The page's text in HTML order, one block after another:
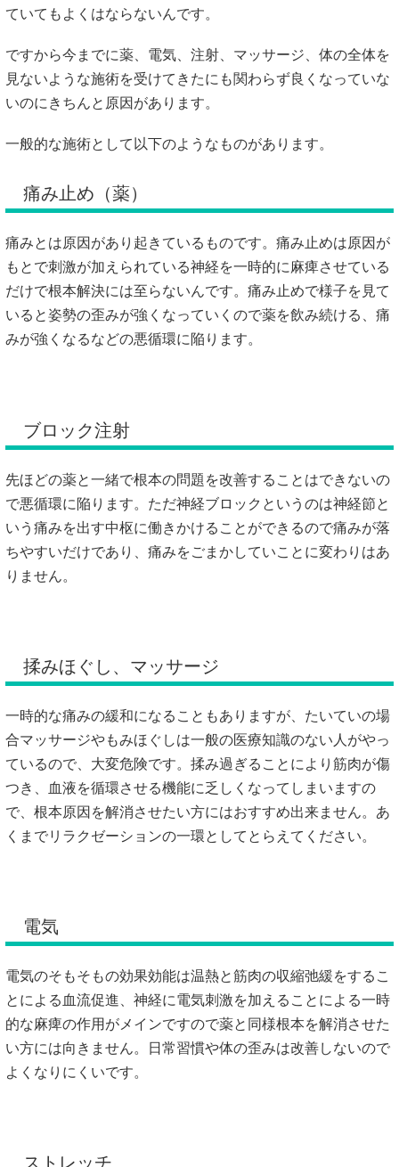
ていてもよくはならないんです。
ですから今までに薬、電気、注射、マッサージ、体の全体を
見ないような施術を受けてきたにも関わらず良くなっていな
いのにきちんと原因があります。
一般的な施術として以下のようなものがあります。
痛み止め（薬）
痛みとは原因があり起きているものです。痛み止めは原因が
もとで刺激が加えられている神経を一時的に麻痺させている
だけで根本解決には至らないんです。痛み止めで様子を見て
いると姿勢の歪みが強くなっていくので薬を飲み続ける、痛
みが強くなるなどの悪循環に陥ります。
ブロック注射
先ほどの薬と一緒で根本の問題を改善することはできないの
で悪循環に陥ります。ただ神経ブロックというのは神経節と
いう痛みを出す中枢に働きかけることができるので痛みが落
ちやすいだけであり、痛みをごまかしていことに変わりはあ
りません。
揉みほぐし、マッサージ
一時的な痛みの緩和になることもありますが、たいていの場
合マッサージやもみほぐしは一般の医療知識のない人がやっ
ているので、大変危険です。揉み過ぎることにより筋肉が傷
つき、血液を循環させる機能に乏しくなってしまいますの
で、根本原因を解消させたい方にはおすすめ出来ません。あ
くまでリラクゼーションの一環としてとらえてください。
電気
電気のそもそもの効果効能は温熱と筋肉の収縮弛緩をするこ
とによる血流促進、神経に電気刺激を加えることによる一時
的な麻痺の作用がメインですので薬と同様根本を解消させた
い方には向きません。日常習慣や体の歪みは改善しないので
よくなりにくいです。
ストレッチ